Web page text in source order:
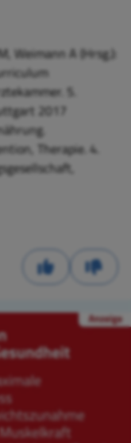
Weimann A (Hrsg.):
5.
2017
Therapie. 4.